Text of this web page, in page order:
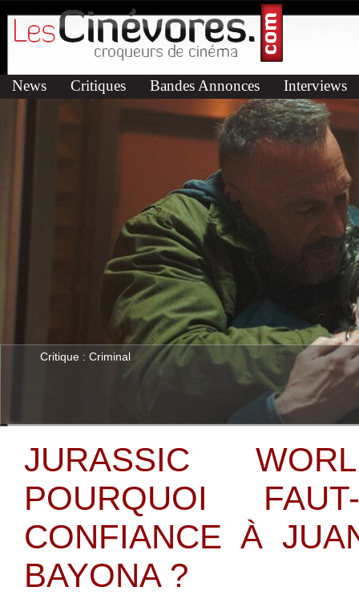
News Critiques Bandes Annonces Interviews
Critique : Criminal
JURASSIC
POURQUOI
CONFIANCE À
BAYONA ?